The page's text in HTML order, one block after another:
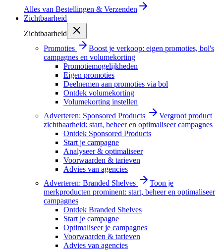
Alles van Bestellingen & Verzenden
Zichtbaarheid
Zichtbaarheid
Promoties
Boost je verkoop: eigen promoties, bol's
campagnes en volumekorting
Promotiemogelijkheden
Eigen promoties
Deelnemen aan promoties via bol
Ontdek volumekorting
Volumekorting instellen
Adverteren: Sponsored Products
Vergroot product
zichtbaarheid: start, beheer en optimaliseer campagnes
Ontdek Sponsored Products
Start je campagne
Analyseer & optimaliseer
Voorwaarden & tarieven
Advies van agencies
Adverteren: Branded Shelves
Toon je
merkproducten prominent: start, beheer en optimaliseer
campagnes
Ontdek Branded Shelves
Start je campagne
Optimaliseer je campagnes
Voorwaarden & tarieven
Advies van agencies